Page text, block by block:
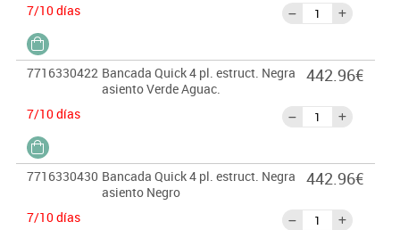
7/10 días
7716330422 Bancada Quick 4 pl. estruct. Negra
asiento Verde Aguac.
7/10 días
442.96€
7716330430 Bancada Quick 4 pl. estruct. Negra
asiento Negro
7/10 días
442.96€